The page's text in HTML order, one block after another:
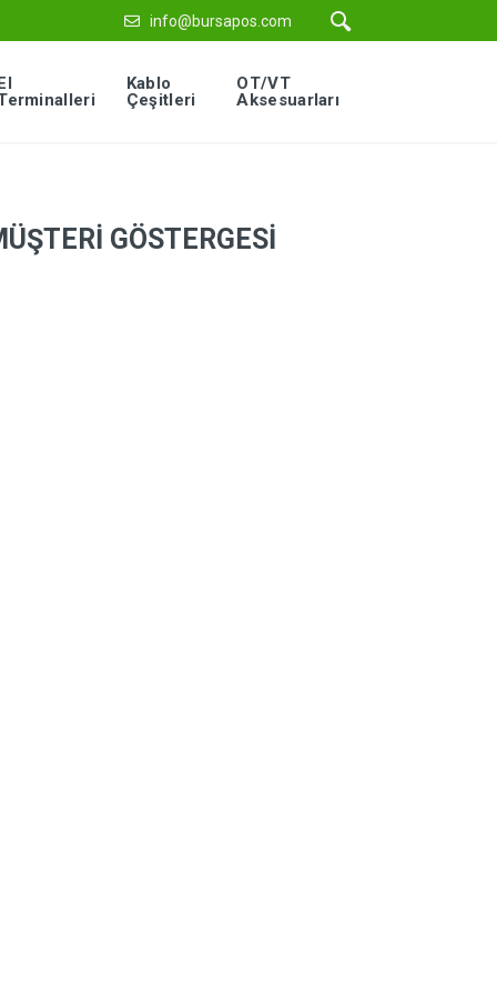
info@bursapos.com
Kablo
Çeşitleri
OT/VT
Aksesuarları
GÖSTERGESİ